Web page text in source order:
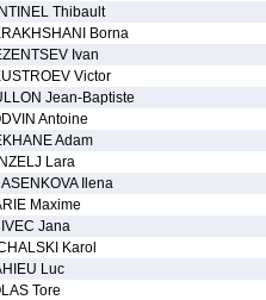
Thibault
Borna
Ivan
Victor
Jean-Baptiste
Antoine
Adam
Lara
Ilena
Maxime
Jana
Karol
Luc
Tore